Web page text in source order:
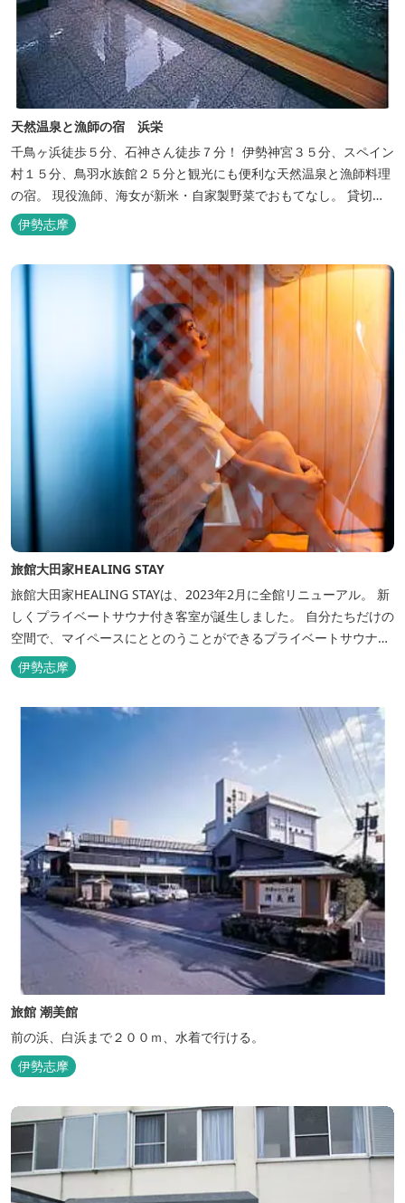
天然温泉と漁師の宿 浜栄
千鳥ヶ浜徒歩５分、石神さん徒歩７分！ 伊勢神宮３５分、スペイン
村１５分、鳥羽水族館２５分と観光にも便利な天然温泉と漁師料理
の宿。 現役漁師、海女が新米・自家製野菜でおもてなし。 貸切露
天風呂は４０分無料。
伊勢志摩
旅館大田家HEALING STAY
旅館大田家HEALING STAYは、2023年2月に全館リニューアル。 新
しくプライベートサウナ付き客室が誕生しました。 自分たちだけの
空間で、マイペースにととのうことができるプライベートサウナ。
相差ならではの新鮮な海の幸、豊かな自然、温泉、そしてサウナで
ととのう至福のひとときを。
伊勢志摩
旅館 潮美館
前の浜、白浜まで２００ｍ、水着で行ける。
伊勢志摩